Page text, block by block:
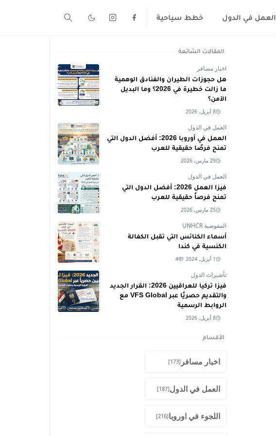
العمل في الدول خطط سياحية
المقالات الشائعة
اخبار مسافر
هل حجوزات الطيران والفنادق الوهمية
ما زالت خطيرة في 2026؟ وما البديل
الآمن؟
8 أبريل, 2026
العمل في الدول
العمل في أوروبا 2026: أفضل الدول التي
تمنح فرصًا حقيقية للعرب
29 مارس, 2026
العمل في الدول
فيزا العمل 2026: أفضل الدول التي
تمنح فرصاً حقيقية للعرب
25 مارس, 2026
المفوضية UNHCR
أسماء الكنائس التي تقبل الكفالة
الكنسية في كندا
1 أبريل, 2024 4
تأشيرات الدول
فيزا تركيا للعراقيين 2026: القرار الجديد
والتقديم حصريًا عبر VFS Global مع
الروابط الرسمية
8 أبريل, 2026
الأقسام
اخبار مسافر [173]
العمل في الدول[187]
اللجوء في اوروبا[216]